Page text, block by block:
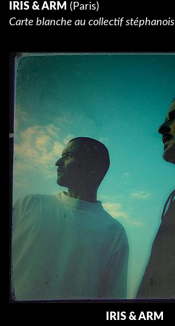
IRIS & ARM (Paris)
Carte blanche au collectif stéphanois
IRIS & ARM